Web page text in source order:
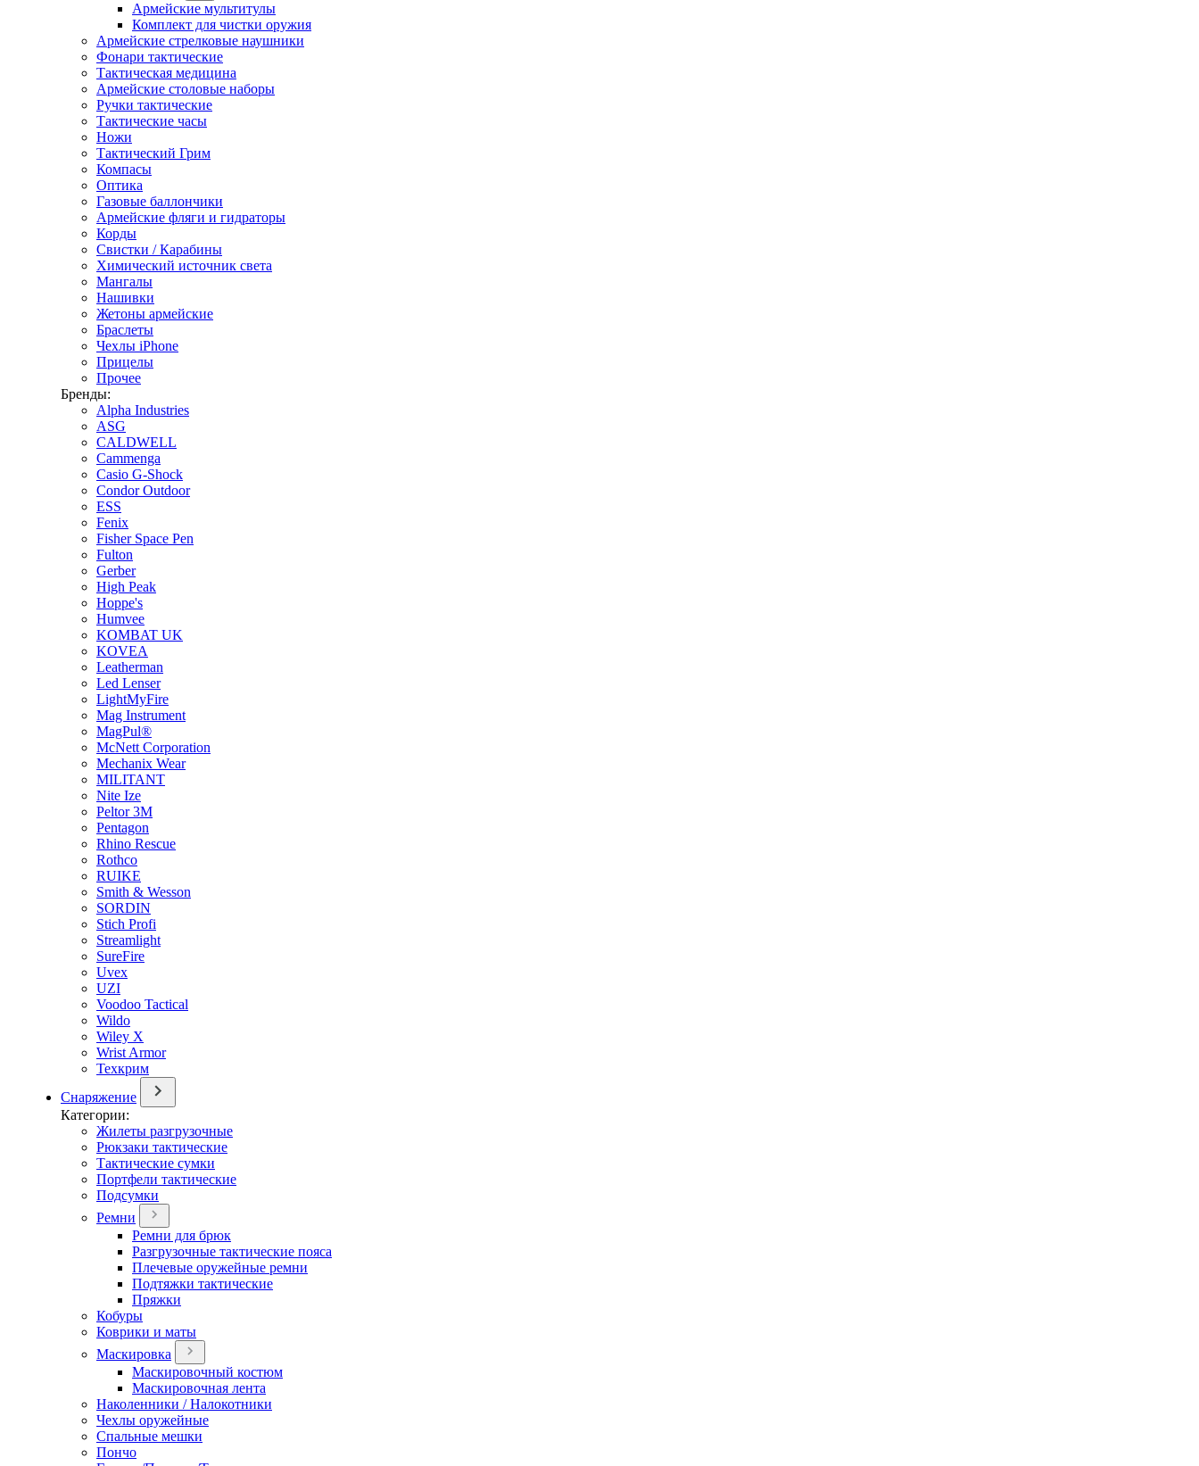
Армейские мультитулы
Комплект для чистки оружия
Армейские стрелковые наушники
Фонари тактические
Тактическая медицина
Армейские столовые наборы
Ручки тактические
Тактические часы
Ножи
Тактический Грим
Компасы
Оптика
Газовые баллончики
Армейские фляги и гидраторы
Корды
Свистки / Карабины
Химический источник света
Мангалы
Нашивки
Жетоны армейские
Браслеты
Чехлы iPhone
Прицелы
Прочее
Бренды:
Alpha Industries
ASG
CALDWELL
Cammenga
Casio G-Shock
Condor Outdoor
ESS
Fenix
Fisher Space Pen
Fulton
Gerber
High Peak
Hoppe's
Humvee
KOMBAT UK
KOVEA
Leatherman
Led Lenser
LightMyFire
Mag Instrument
MagPul®
McNett Corporation
Mechanix Wear
MILITANT
Nite Ize
Peltor 3M
Pentagon
Rhino Rescue
Rothco
RUIKE
Smith & Wesson
SORDIN
Stich Profi
Streamlight
SureFire
Uvex
UZI
Voodoo Tactical
Wildo
Wiley X
Wrist Armor
Техкрим
Снаряжение
Категории:
Жилеты разгрузочные
Рюкзаки тактические
Тактические сумки
Портфели тактические
Подсумки
Ремни
Ремни для брюк
Разгрузочные тактические пояса
Плечевые оружейные ремни
Подтяжки тактические
Пряжки
Кобуры
Коврики и маты
Маскировка
Маскировочный костюм
Маскировочная лента
Наколенники / Налокотники
Чехлы оружейные
Спальные мешки
Пончо